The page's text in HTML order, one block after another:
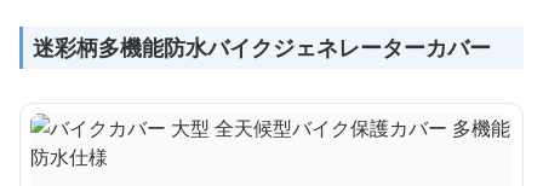
迷彩柄多機能防水バイクジェネレーターカバー